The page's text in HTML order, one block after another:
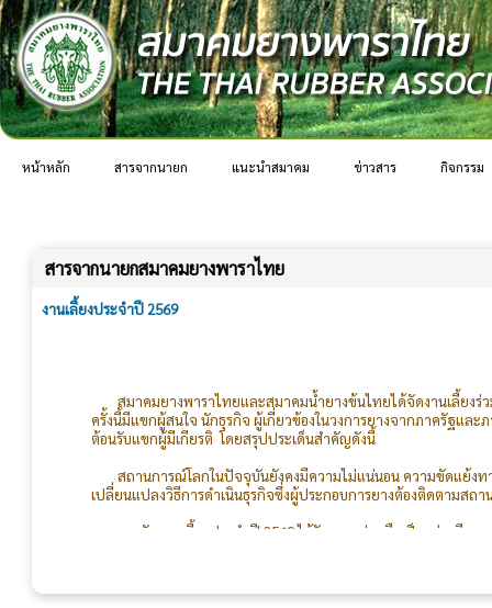
หน้าหลัก สารจากนายก แนะนำสมาคม ข่าวสาร กิจกรรม
สารจากนายกสมาคมยางพาราไทย
งานเลี้ยงประจำปี 2569
สมาคมยางพาราไทยและสมาคมน้ำยางข้นไทยได้จัดงานเลี้ยงร่
ครั้งนี้มีแขกผู้สนใจ นักธุรกิจ ผู้เกี่ยวข้องในวงการยางจากภาครัฐแล
ต้อนรับแขกผู้มีเกียรติ โดยสรุปประเด็นสำคัญดังนี้
สถานการณ์โลกในปัจจุบันยังคงมีความไม่แน่นอน ความขัดแย้ง
เปลี่ยนแปลงวิธีการดำเนินธุรกิจซึ่งผู้ประกอบการยางต้องติดตามส
การจัดงานเลี้ยงประจำปี 2569 ได้รับความร่วมมือเป็นอย่างดีจ